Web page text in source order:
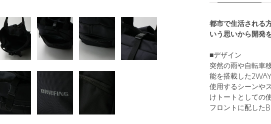
都市で生活される
いう思いから開発
■デザイン
突然の雨や自転車
能を搭載した2WAY
使用するシーンや
けトートとしての
フロントに配した